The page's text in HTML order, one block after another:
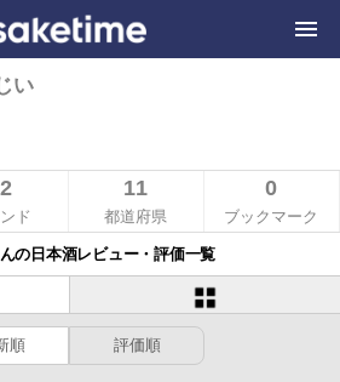
い
ド
11
都道府県
0
ブックマーク
の日本酒レビュー・評価一覧
順 評価順